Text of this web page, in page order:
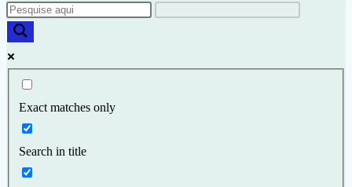
Exact matches only
Search in title